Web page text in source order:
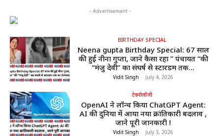
- Advertisement -
BIRTHDAY SPECIAL
Neena gupta Birthday Special: 67 साल
की हुईं नीना गुप्ता, जाने कैसा रहा ” पंचायत “की
“मंजु देवी” का संघर्ष से स्टारडम तक...
Vidit Singh - July 4, 2026
टेक्नोलॉजी
OpenAI ने लॉन्च किया ChatGPT Agent:
AI की दुनिया में आया नया क्रांतिकारी बदलाव ,
जाने पूरी जानकारी !
Vidit Singh - July 3, 2026